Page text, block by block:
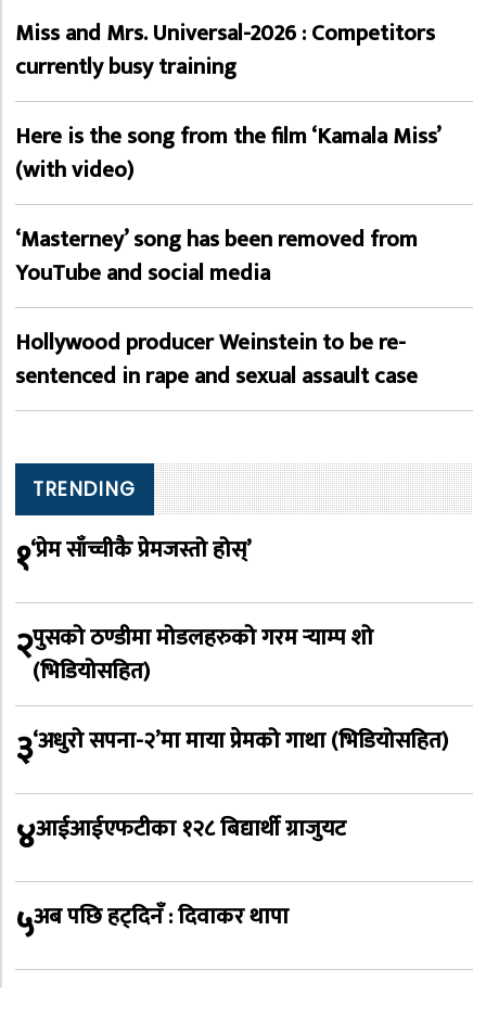
Miss and Mrs. Universal-2026 : Competitors
currently busy training
Here is the song from the film ‘Kamala Miss’
(with video)
‘Masterney’ song has been removed from
YouTube and social media
Hollywood producer Weinstein to be re-
sentenced in rape and sexual assault case
TRENDING
१‘प्रेम साँच्चीकै प्रेमजस्तो होस्’
२पुसको ठण्डीमा मोडलहरुको गरम र्‍याम्प शो
(भिडियोसहित)
३‘अधुरो सपना-२’मा माया प्रेमको गाथा (भिडियोसहित)
४आईआईएफटीका १२८ बिद्यार्थी ग्राजुयट
५अब पछि हट्दिनँ : दिवाकर थापा